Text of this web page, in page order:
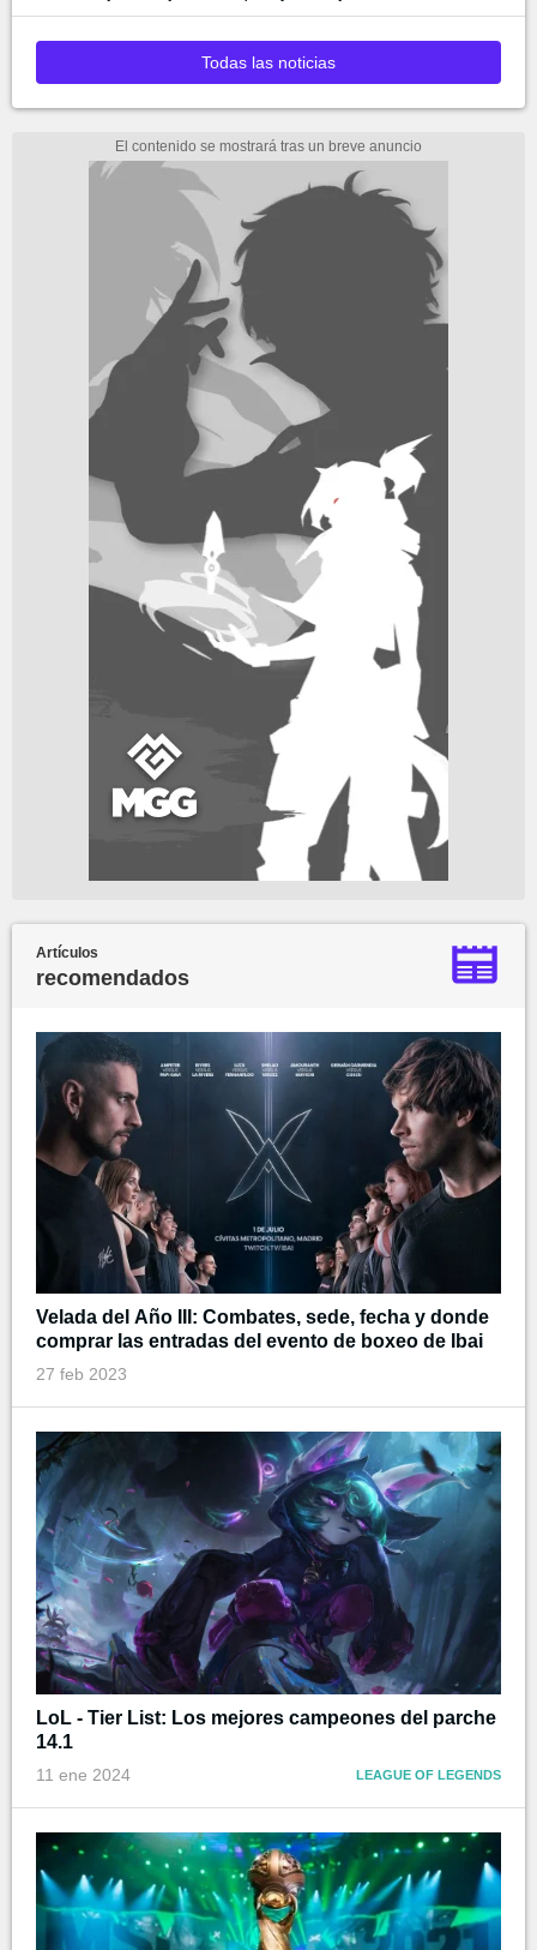
Todas las noticias
Artículos
recomendados
Velada del Año III: Combates, sede, fecha y donde
comprar las entradas del evento de boxeo de Ibai
27 feb 2023
LoL - Tier List: Los mejores campeones del parche
14.1
11 ene 2024 LEAGUE OF LEGENDS